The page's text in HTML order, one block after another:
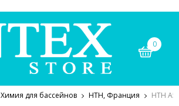
0
Химия для бассейнов HTH, Франция HTH